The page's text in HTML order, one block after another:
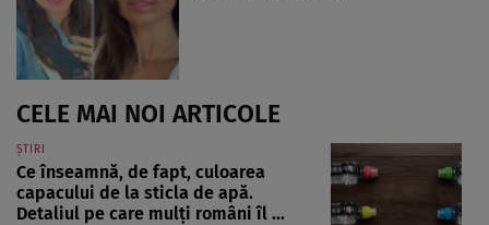
CELE MAI NOI ARTICOLE
ȘTIRI
Ce înseamnă, de fapt, culoarea
capacului de la sticla de apă.
Detaliul pe care mulți români îl ...